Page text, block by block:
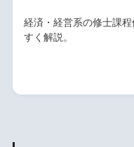
経済・経営系の修士課
すく解説。